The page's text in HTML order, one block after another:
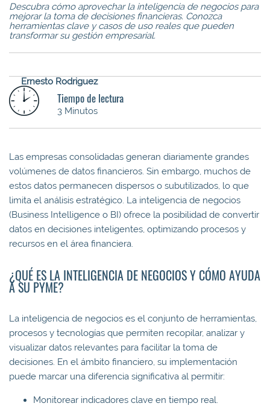
Descubra cómo aprovechar la inteligencia de negocios para
mejorar la toma de decisiones financieras. Conozca
herramientas clave y casos de uso reales que pueden
transformar su gestión empresarial.
Ernesto Rodriguez
Tiempo de lectura
3 Minutos
Las empresas consolidadas generan diariamente grandes
volúmenes de datos financieros. Sin embargo, muchos de
estos datos permanecen dispersos o subutilizados, lo que
limita el análisis estratégico. La inteligencia de negocios
(Business Intelligence o BI) ofrece la posibilidad de convertir
datos en decisiones inteligentes, optimizando procesos y
recursos en el área financiera.
¿QUÉ ES LA INTELIGENCIA DE NEGOCIOS Y CÓMO AYUDA
A SU PYME?
La inteligencia de negocios es el conjunto de herramientas,
procesos y tecnologías que permiten recopilar, analizar y
visualizar datos relevantes para facilitar la toma de
decisiones. En el ámbito financiero, su implementación
puede marcar una diferencia significativa al permitir:
Monitorear indicadores clave en tiempo real.